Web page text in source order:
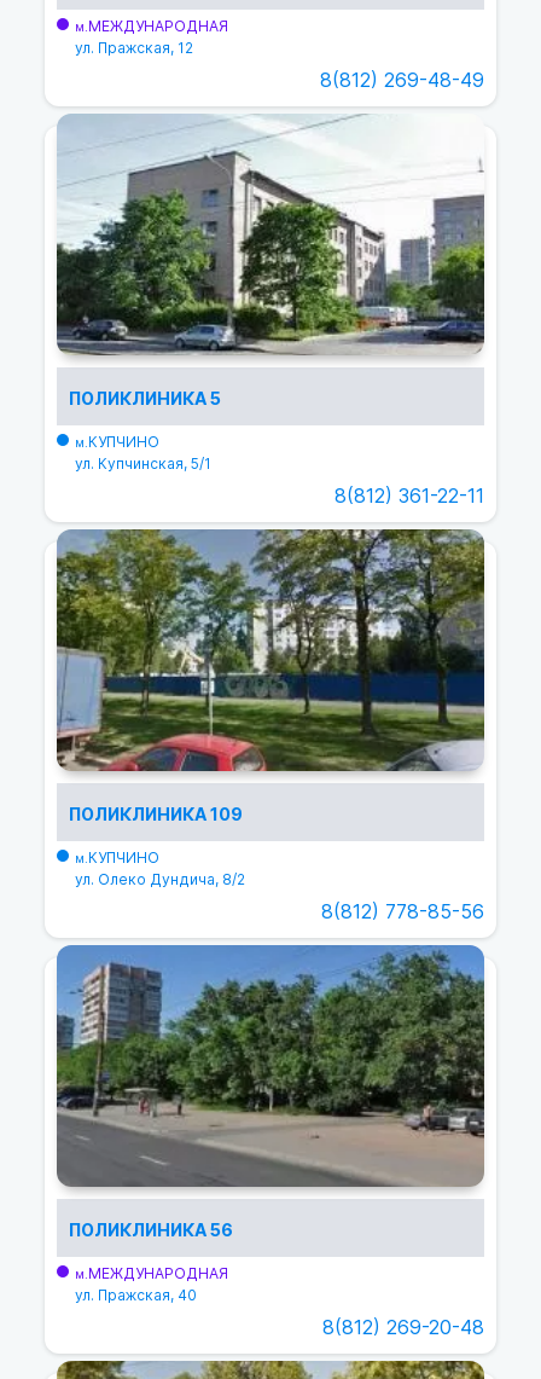
м.МЕЖДУНАРОДНАЯ
ул. Пражская, 12
8(812) 269-48-49
ПОЛИКЛИНИКА 5
м.КУПЧИНО
ул. Купчинская, 5/1
8(812) 361-22-11
ПОЛИКЛИНИКА 109
м.КУПЧИНО
ул. Олеко Дундича, 8/2
8(812) 778-85-56
ПОЛИКЛИНИКА 56
м.МЕЖДУНАРОДНАЯ
ул. Пражская, 40
8(812) 269-20-48